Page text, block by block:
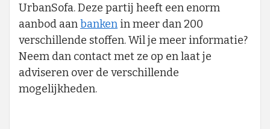
UrbanSofa. Deze partij heeft een enorm
aanbod aanbanken in meer dan 200
verschillende stoffen. Wil je meer informatie?
Neem dan contact met ze op en laat je
adviseren over de verschillende
mogelijkheden.